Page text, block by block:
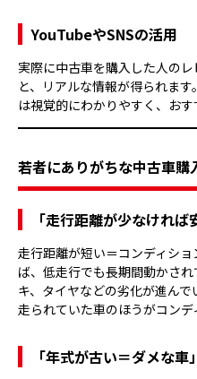
YouTubeやSNSの活用
実際に中古車を購入した人の
と、リアルな情報が得られま
は視覚的にわかりやすく、おす
若者にありがちな中古車購
「走行距離が少なけれ
走行距離が短い＝コンディシ
ば、低走行でも長期間動かさ
キ、タイヤなどの劣化が進ん
走られていた車のほうがコンデ
「年式が古い＝ダメな